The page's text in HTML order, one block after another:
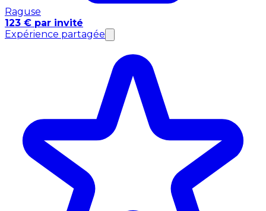
Raguse
123 € par invité
Expérience partagée